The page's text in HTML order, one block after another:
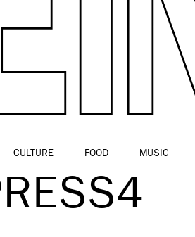
CULTURE FOOD MUSIC